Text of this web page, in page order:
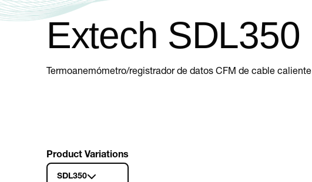
Extech SDL350
Termoanemómetro/registrador de datos CFM de cable caliente
Product Variations
SDL350